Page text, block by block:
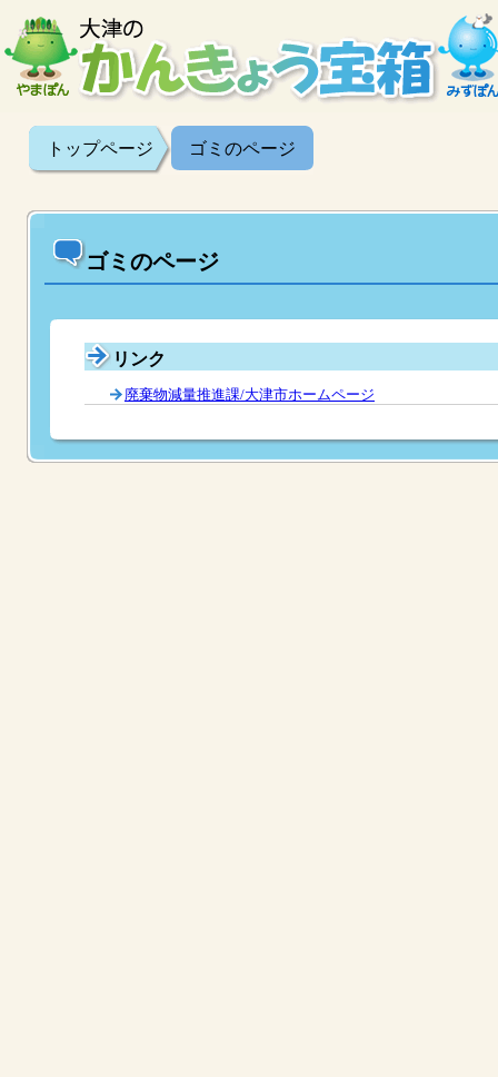
トップページ ゴミのページ
ゴミのページ
リンク
廃棄物減量推進課/大津市ホームページ